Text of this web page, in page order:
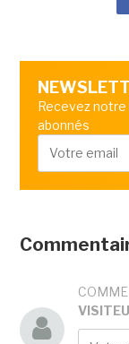
Recevez
abonnés